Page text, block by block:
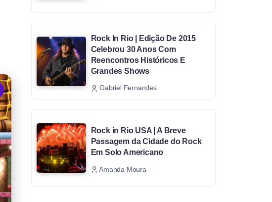
Rock In Rio | Edição De 2015
Celebrou 30 Anos Com
Reencontros Históricos E
Grandes Shows
Gabriel Fernandes
Rock in Rio USA | A Breve
Passagem da Cidade do Rock
Em Solo Americano
Amanda Moura